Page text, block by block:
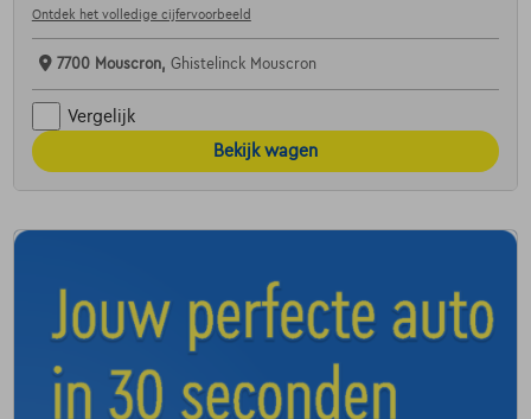
Ontdek het volledige cijfervoorbeeld
7700 Mouscron, Ghistelinck Mouscron
Vergelijk
Bekijk wagen